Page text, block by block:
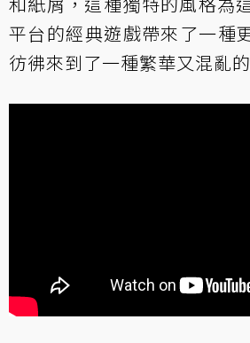
平台的經典遊戲帶來了一種
彷彿來到了一種繁華又混亂